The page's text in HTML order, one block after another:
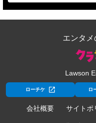
エンタメ
Lawson
ローチケ ロ
会社概要 サイトポ